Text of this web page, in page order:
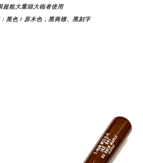
超粗大重頭大砲者使用
黑色 / 原木色，黑商標、黑刻字